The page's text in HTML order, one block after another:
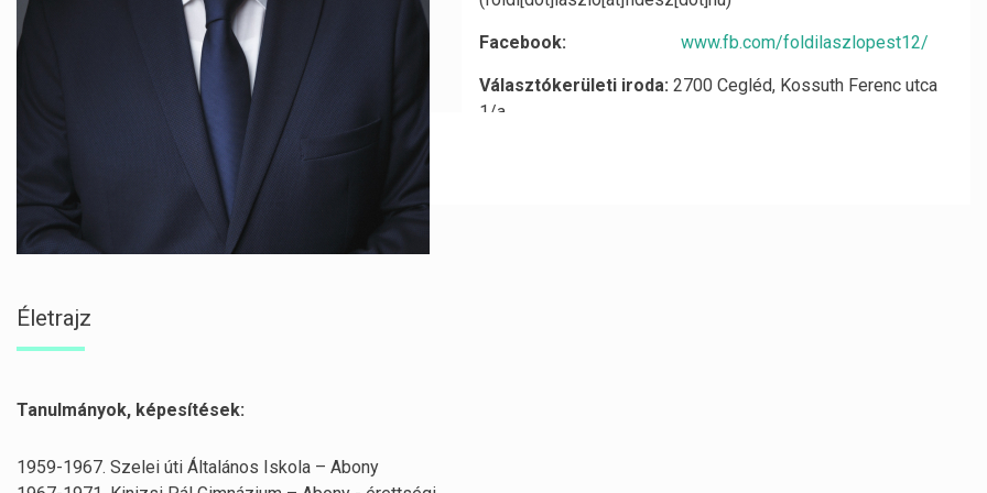
Facebook: www.fb.com/foldilaszlopest12/
Választókerületi iroda: 2700 Cegléd, Kossuth Ferenc utca
1/a
Életrajz
Tanulmányok, képesítések:
1959-1967. Szelei úti Általános Iskola – Abony